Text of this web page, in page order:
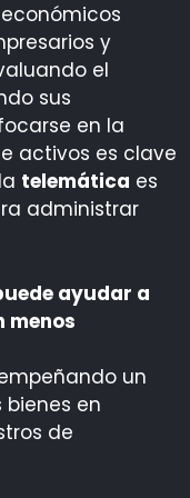
y
el
sus
en la
activos es clave
telemática es
administrar
ayudar a
menos
un
en
de